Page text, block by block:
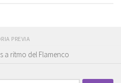
PREVIA
a ritmo del Flamenco